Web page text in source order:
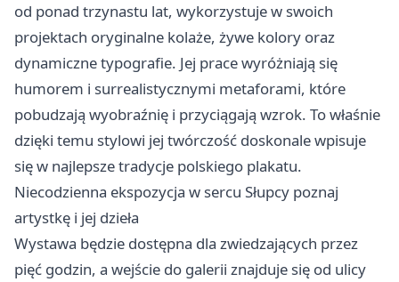
od ponad trzynastu lat, wykorzystuje w swoich
projektach oryginalne kolaże, żywe kolory oraz
dynamiczne typografie. Jej prace wyróżniają się
humorem i surrealistycznymi metaforami, które
pobudzają wyobraźnię i przyciągają wzrok. To właśnie
dzięki temu stylowi jej twórczość doskonale wpisuje
się w najlepsze tradycje polskiego plakatu.
Niecodzienna ekspozycja w sercu Słupcy poznaj
artystkę i jej dzieła
Wystawa będzie dostępna dla zwiedzających przez
pięć godzin, a wejście do galerii znajduje się od ulicy